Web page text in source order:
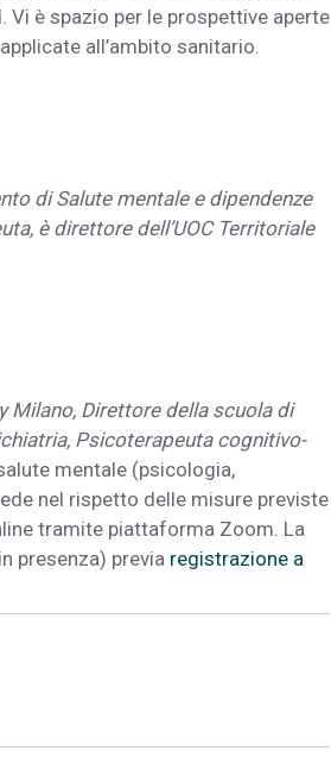
è spazio per le prospettive aperte
all’ambito sanitario.
di Salute mentale e dipendenze
è direttore dell’UOC Territoriale
Milano, Direttore della scuola di
Psicoterapeuta cognitivo-
mentale (psicologia,
nel rispetto delle misure previste
tramite piattaforma Zoom. La
presenza) previa registrazione a